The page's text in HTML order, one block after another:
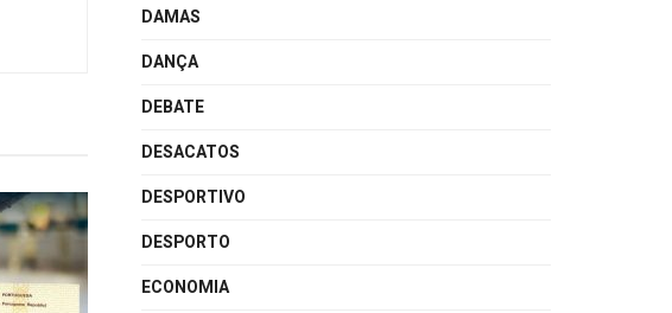
DAMAS
DANÇA
DEBATE
DESACATOS
DESPORTIVO
DESPORTO
ECONOMIA